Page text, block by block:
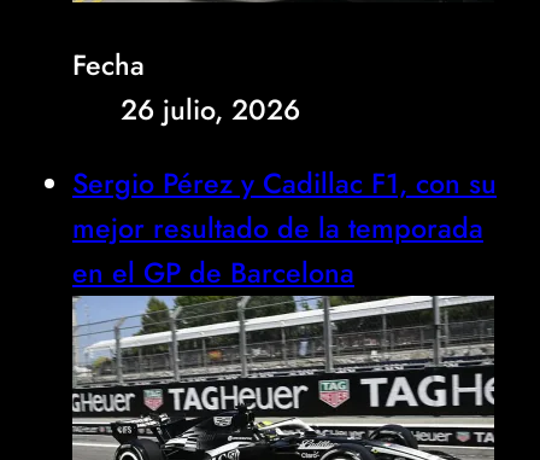
Fecha
26 julio, 2026
Sergio Pérez y Cadillac F1, con su
mejor resultado de la temporada
en el GP de Barcelona